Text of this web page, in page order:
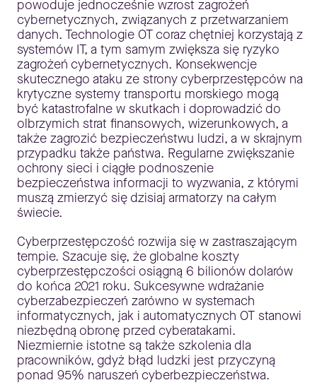
powoduje jednocześnie wzrost zagrożeń
cybernetycznych, związanych z przetwarzaniem
danych. Technologie OT coraz chętniej korzystają z
systemów IT, a tym samym zwiększa się ryzyko
zagrożeń cybernetycznych. Konsekwencje
skutecznego ataku ze strony cyberprzestępców na
krytyczne systemy transportu morskiego mogą
być katastrofalne w skutkach i doprowadzić do
olbrzymich strat finansowych, wizerunkowych, a
także zagrozić bezpieczeństwu ludzi, a w skrajnym
przypadku także państwa. Regularne zwiększanie
ochrony sieci i ciągłe podnoszenie
bezpieczeństwa informacji to wyzwania, z którymi
muszą zmierzyć się dzisiaj armatorzy na całym
świecie.
Cyberprzestępczość rozwija się w zastraszającym
tempie. Szacuje się, że globalne koszty
cyberprzestępczości osiągną 6 bilionów dolarów
do końca 2021 roku. Sukcesywne wdrażanie
cyberzabezpieczeń zarówno w systemach
informatycznych, jak i automatycznych OT stanowi
niezbędną obronę przed cyberatakami.
Niezmiernie istotne są także szkolenia dla
pracowników, gdyż błąd ludzki jest przyczyną
ponad 95% naruszeń cyberbezpieczeństwa.